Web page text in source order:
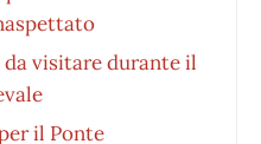
visitare durante il
il Ponte